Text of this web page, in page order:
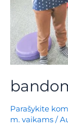
Parašykite
m. vaikams /